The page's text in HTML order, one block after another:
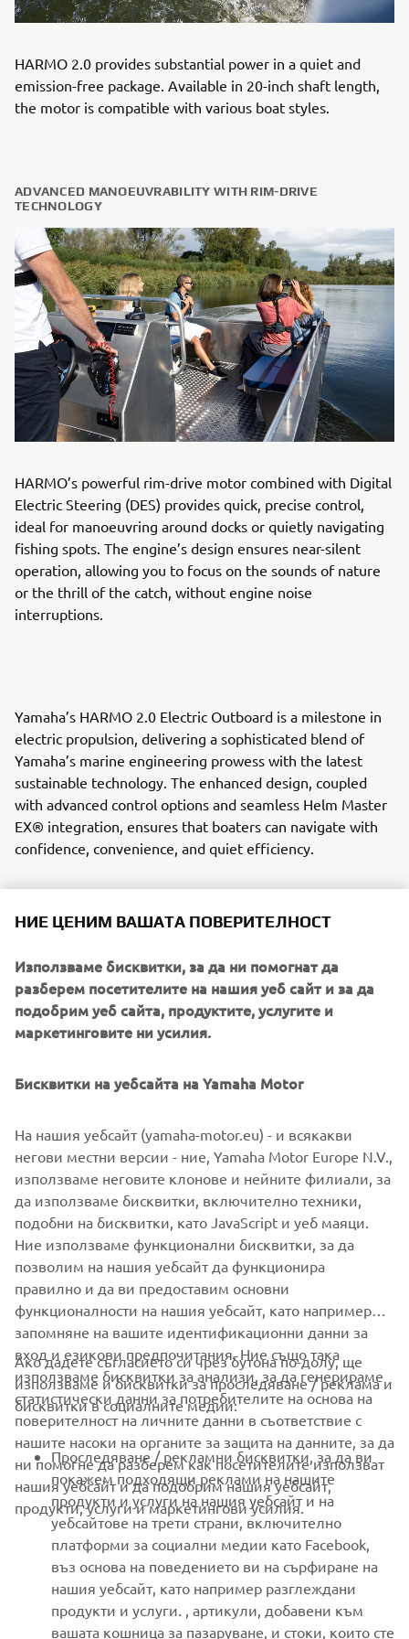
HARMO 2.0 provides substantial power in a quiet and
emission-free package. Available in 20-inch shaft length,
the motor is compatible with various boat styles.
ADVANCED MANOEUVRABILITY WITH RIM-DRIVE
TECHNOLOGY
HARMO’s powerful rim-drive motor combined with Digital
Electric Steering (DES) provides quick, precise control,
ideal for manoeuvring around docks or quietly navigating
fishing spots. The engine’s design ensures near-silent
operation, allowing you to focus on the sounds of nature
or the thrill of the catch, without engine noise
interruptions.
Yamaha’s HARMO 2.0 Electric Outboard is a milestone in
electric propulsion, delivering a sophisticated blend of
Yamaha’s marine engineering prowess with the latest
sustainable technology. The enhanced design, coupled
with advanced control options and seamless Helm Master
EX® integration, ensures that boaters can navigate with
confidence, convenience, and quiet efficiency.
boundaries of electric propulsion in the marine industry,
future. With HARMO 2.0, Yamaha continues to pave the
way for sustainable boating, providing boaters with a high-
performance, environmentally friendly solution that
redefines the possibilities of electric outboard technology.
HARMO 2.0, available only via selected Yamaha Boat
FIND YAMAHA'S DEALER
CORPORATE
FOR BUSINESS
MORE YAMAHA
SUPPORT
НОВИНАРСКИ БЮЛЕТИН
Бъдете първите, които ще научат за най-новите оферти,
НИЕ ЦЕНИМ ВАШАТА ПОВЕРИТЕЛНОСТ
Използваме бисквитки, за да ни помогнат да
разберем посетителите на нашия уеб сайт и за да
подобрим уеб сайта, продуктите, услугите и
маркетинговите ни усилия.
Бисквитки на уебсайта на Yamaha Motor
На нашия уебсайт (yamaha-motor.eu) - и всякакви
негови местни версии - ние, Yamaha Motor Europe N.V.,
използваме неговите клонове и нейните филиали, за
да използваме бисквитки, включително техники,
подобни на бисквитки, като JavaScript и уеб маяци.
Ние използваме функционални бисквитки, за да
позволим на нашия уебсайт да функционира
правилно и да ви предоставим основни
функционалности на нашия уебсайт, като например
запомняне на вашите идентификационни данни за
вход и езикови предпочитания. Ние също така
използваме бисквитки за анализи, за да генерираме
статистически данни за потребителите на основа на
поверителност на личните данни в съответствие с
нашите насоки на органите за защита на данните, за да
ни помогне да разберем как посетителите използват
нашия уебсайт и да подобрим нашия уебсайт,
продукти, услуги и маркетингови усилия.
Ако дадете съгласието си чрез бутона по-долу, ще
използваме и бисквитки за проследяване / реклама и
бисквитки в социалните медии:
Проследяване / рекламни бисквитки, за да ви
покажем подходящи реклами на нашите
продукти и услуги на нашия уебсайт и на
уебсайтове на трети страни, включително
платформи за социални медии като Facebook,
въз основа на поведението ви на сърфиране на
нашия уебсайт, като например разглеждани
продукти и услуги. , артикули, добавени към
вашата кошница за пазаруване, и стоки, които сте